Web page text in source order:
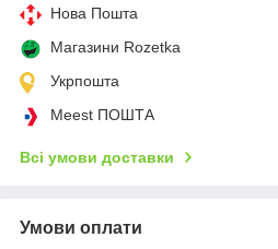
Нова Пошта
Магазини Rozetka
Укрпошта
Meest ПОШТА
Всі умови доставки
Умови оплати